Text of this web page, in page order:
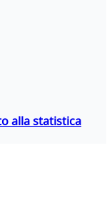
alla statistica